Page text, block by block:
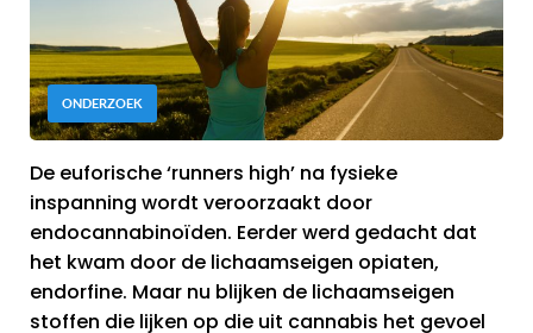
ONDERZOEK
De euforische ‘runners high’ na fysieke
inspanning wordt veroorzaakt door
endocannabinoïden. Eerder werd gedacht dat
het kwam door de lichaamseigen opiaten,
endorfine. Maar nu blijken de lichaamseigen
stoffen die lijken op die uit cannabis het gevoel